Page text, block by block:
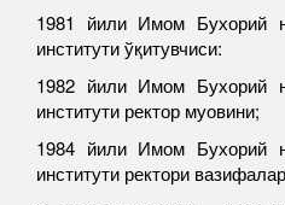
1981 йили Имом Бухорий
институти ўқитувчиси:
1982 йили Имом Бухорий
институти ректор муовини;
1984 йили Имом Бухорий
институти ректори